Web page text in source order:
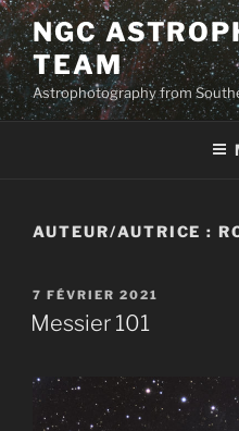
Aller
au
contenu
principal
NGC
TEAM
Astrophotography from
AUTEUR/AUTRICE :
PUBLIÉ
LE
7 FÉVRIER 2021
Messier 101